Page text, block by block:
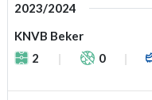
2023/2024
KNVB Beker
2
0